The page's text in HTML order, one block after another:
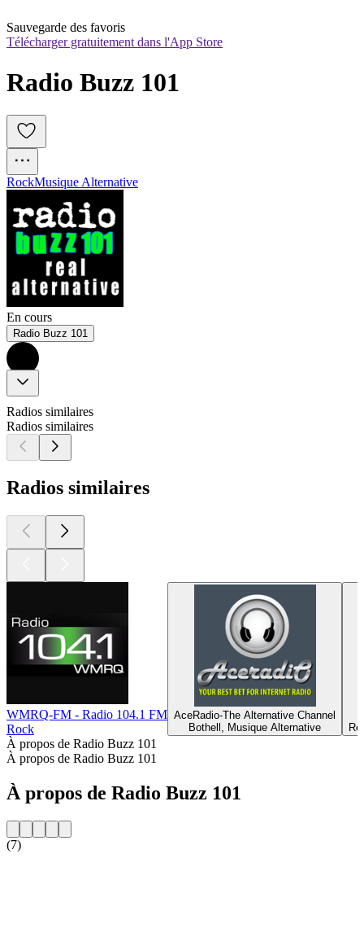
Sauvegarde des favoris
Télécharger gratuitement dans l'App Store
Radio Buzz 101
RockMusique Alternative
En cours
Radio Buzz 101
Radios similaires
Radios similaires
Radios similaires
WMRQ-FM - Radio 104.1 FM
Rock
AceRadio-The Alternative Channel
Bothell, Musique Alternative
À propos de Radio Buzz 101
À propos de Radio Buzz 101
À propos de Radio Buzz 101
(7)